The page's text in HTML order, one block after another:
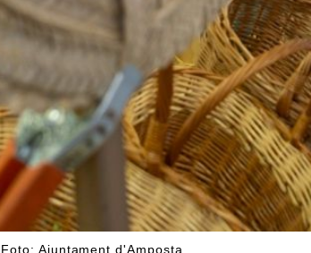
Foto: Ajuntament d'Amposta